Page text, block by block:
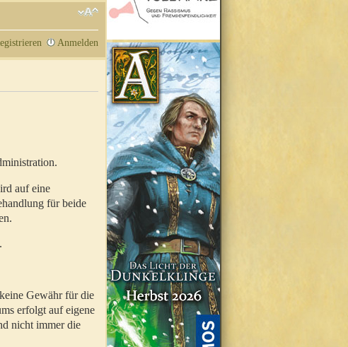
Anmelden
auf eine
für beide
Gewähr für die
erfolgt auf eigene
nicht immer die